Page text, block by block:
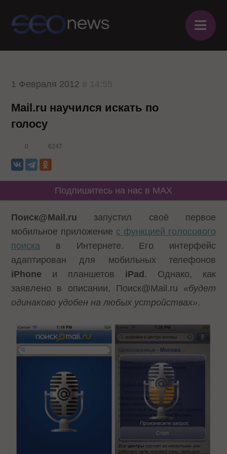
≡
1 Февраля 2012
Mail.ru научился искать по
голосу
0 6247
Подпишитесь на нас в MAX
Поиск@Mail.ru запустил своё первое
мобильное приложение с функцией голосового
поиска в Интернете. Его интерфейс
адаптирован для мобильных телефонов
iPhone и планшетов iPad . Однако, как
заявлено в описании, Поиск@Mail.ru «будет
одинаково удобен на любых устройствах».